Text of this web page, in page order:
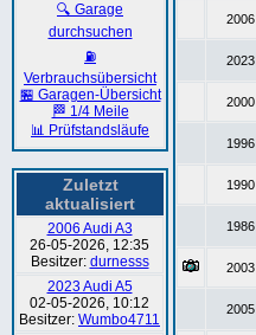
🔍 Garage
durchsuchen
⛽
Verbrauchsübersicht
🏪 Garagen-Übersicht
🏁 1/4 Meile
📊 Prüfstandsläufe
Zuletzt
aktualisiert
2006 Audi A3
26-05-2026, 12:35
Besitzer: durnesss
2023 Audi A5
02-05-2026, 10:12
Besitzer: Wumbo4711
2006
2023
2000
1996
1990
1986
2003
2005